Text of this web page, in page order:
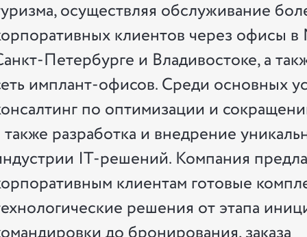
осуществляя обслуживание
клиентов через офисы в
Петербурге и Владивостоке, а
имплант-офисов. Среди основных
по оптимизации и
также разработка и внедрение
IT-решений. Компания
клиентам готовые
решения от этапа